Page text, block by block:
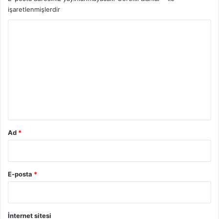
i
s
işaretlenmişlerdir
Ad *
E-posta *
İnternet sitesi